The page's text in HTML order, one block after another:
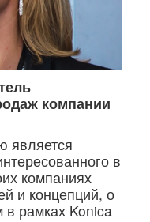
компании
является
в
компаниях
и концепций, о
в рамках Konica